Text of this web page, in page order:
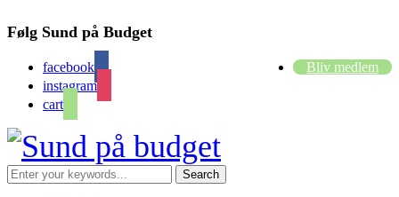
Følg Sund på Budget
facebook
instagram
cart
Bliv medlem